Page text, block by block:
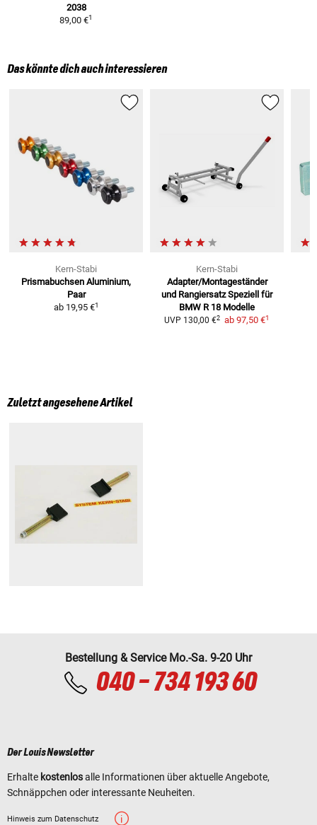
2038
89,00 €1
Das könnte dich auch interessieren
Kern-Stabi
Prismabuchsen Aluminium,
Paar
ab 19,95 €1
Kern-Stabi
Adapter/Montageständer
und Rangiersatz Speziell für
BMW R 18 Modelle
UVP 130,00 €2 ab 97,50 €1
Zuletzt angesehene Artikel
Bestellung & Service Mo.-Sa. 9-20 Uhr
040 - 734 193 60
Der Louis Newsletter
Erhalte kostenlosalle Informationen über aktuelle Angebote,
Schnäppchen oder interessante Neuheiten.
Hinweis zum Datenschutz